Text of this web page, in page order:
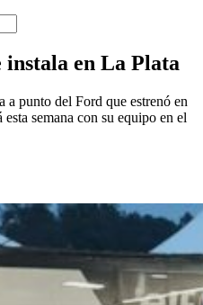
instala en La Plata
a punto del Ford que estrenó en
semana con su equipo en el